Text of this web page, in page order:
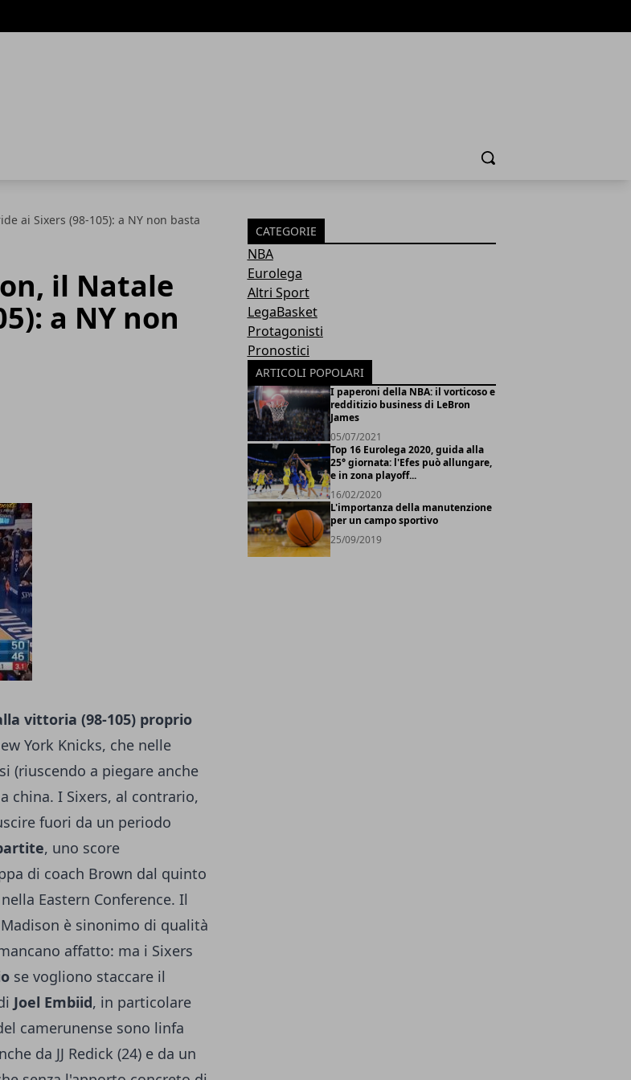
Cerca
ai Sixers (98-105): a NY non basta
il Natale
a NY non
vittoria (98-105) proprio
York Knicks, che nelle
(riuscendo a piegare anche
china. I Sixers, al contrario,
fuori da un periodo
, uno score
di coach Brown dal quinto
Eastern Conference. Il
è sinonimo di qualità
affatto: ma i Sixers
se vogliono staccare il
Joel Embiid, in particolare
camerunense sono linfa
da JJ Redick (24) e da un
CATEGORIE
NBA
Eurolega
Altri Sport
LegaBasket
Protagonisti
Pronostici
ARTICOLI POPOLARI
I paperoni della NBA: il vorticoso e
redditizio business di LeBron
James
05/07/2021
Top 16 Eurolega 2020, guida alla
25° giornata: l'Efes può allungare,
e in zona playoff...
16/02/2020
L'importanza della manutenzione
per un campo sportivo
25/09/2019